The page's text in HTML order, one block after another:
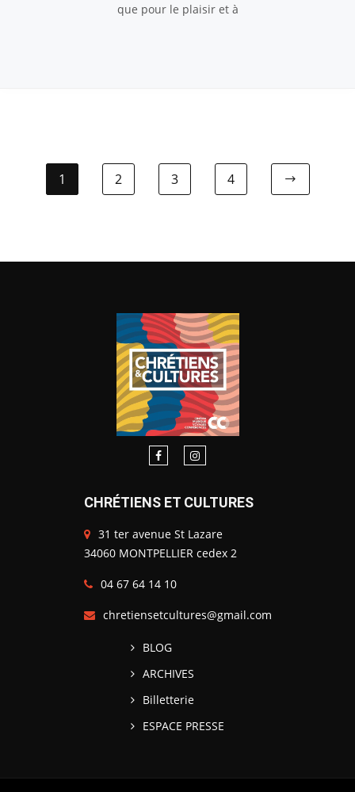
que pour le plaisir et à
1 2 3 4
CHRÉTIENS ET CULTURES
31 ter avenue St Lazare
34060 MONTPELLIER cedex 2
04 67 64 14 10
chretiensetcultures@gmail.com
BLOG
ARCHIVES
Billetterie
ESPACE PRESSE